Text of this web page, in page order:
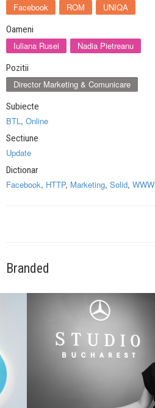
Facebook ROM UNIQA
Oameni
Iuliana Rusei Nadia Pietreanu
Pozitii
Director Marketing & Comunicare
Subiecte
BTL, Online
Sectiune
Update
Dictionar
Facebook, HTTP, Marketing, Solid, WWW
Branded